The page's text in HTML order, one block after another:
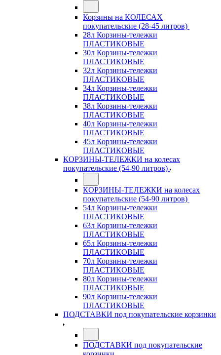
Корзины на КОЛЕСАХ
покупательские (28-45 литров)
28л Корзины-тележки
ПЛАСТИКОВЫЕ
30л Корзины-тележки
ПЛАСТИКОВЫЕ
32л Корзины-тележки
ПЛАСТИКОВЫЕ
34л Корзины-тележки
ПЛАСТИКОВЫЕ
38л Корзины-тележки
ПЛАСТИКОВЫЕ
40л Корзины-тележки
ПЛАСТИКОВЫЕ
45л Корзины-тележки
ПЛАСТИКОВЫЕ
КОРЗИНЫ-ТЕЛЕЖКИ на колесах
покупательские (54-90 литров)
КОРЗИНЫ-ТЕЛЕЖКИ на колесах
покупательские (54-90 литров)
54л Корзины-тележки
ПЛАСТИКОВЫЕ
63л Корзины-тележки
ПЛАСТИКОВЫЕ
65л Корзины-тележки
ПЛАСТИКОВЫЕ
70л Корзины-тележки
ПЛАСТИКОВЫЕ
80л Корзины-тележки
ПЛАСТИКОВЫЕ
90л Корзины-тележки
ПЛАСТИКОВЫЕ
ПОДСТАВКИ под покупательские корзинки
ПОДСТАВКИ под покупательские